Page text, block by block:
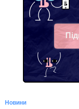
Новини